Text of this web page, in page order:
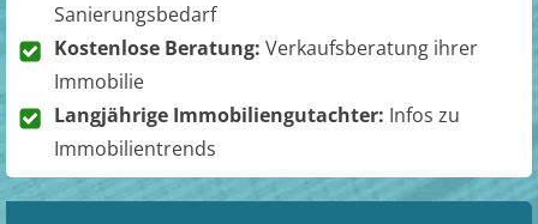
Sanierungsbedarf
Kostenlose Beratung: Verkaufsberatung ihrer
Immobilie
Langjährige Immobiliengutachter: Infos zu
Immobilientrends